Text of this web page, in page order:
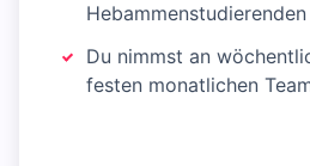
Hebammenstudierenden
Du nimmst an
festen monatlichen